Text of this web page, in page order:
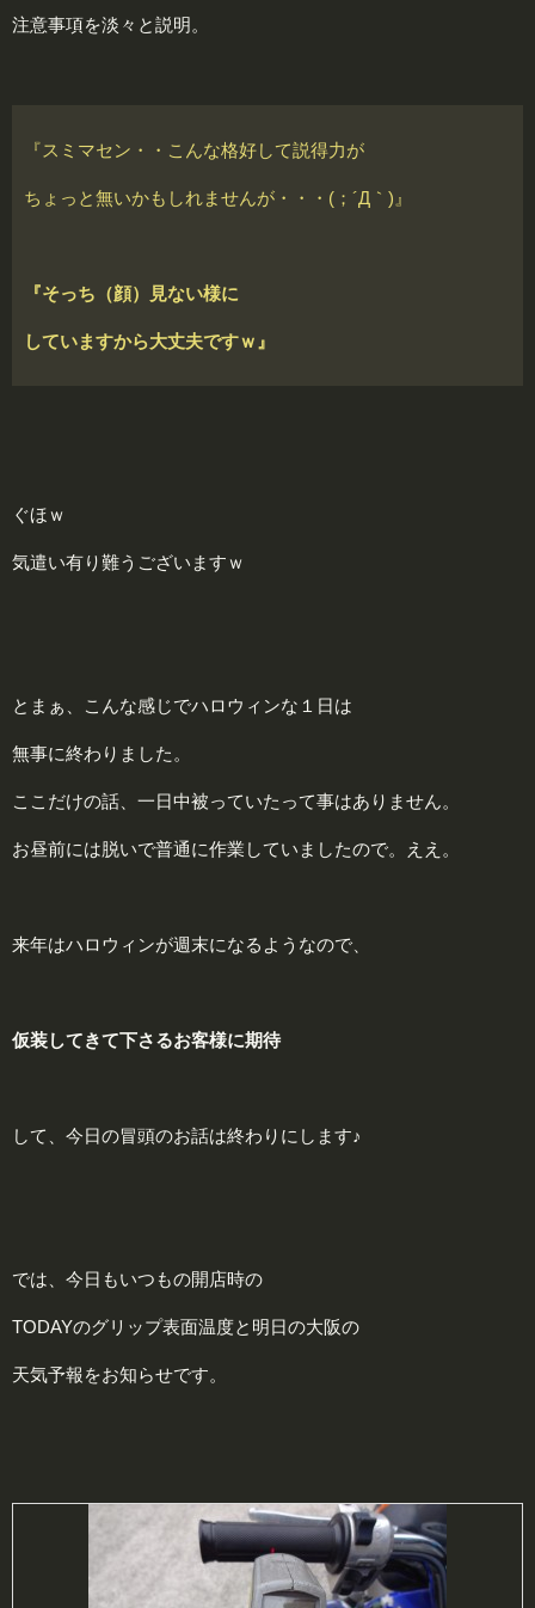
注意事項を淡々と説明。
『スミマセン・・こんな格好して説得力が
ちょっと無いかもしれませんが・・・(；´Д｀)』
『そっち（顔）見ない様に
していますから大丈夫ですｗ』
ぐほｗ
気遣い有り難うございますｗ
とまぁ、こんな感じでハロウィンな１日は
無事に終わりました。
ここだけの話、一日中被っていたって事はありません。
お昼前には脱いで普通に作業していましたので。ええ。
来年はハロウィンが週末になるようなので、
仮装してきて下さるお客様に期待
して、今日の冒頭のお話は終わりにします♪
では、今日もいつもの開店時の
TODAYのグリップ表面温度と明日の大阪の
天気予報をお知らせです。